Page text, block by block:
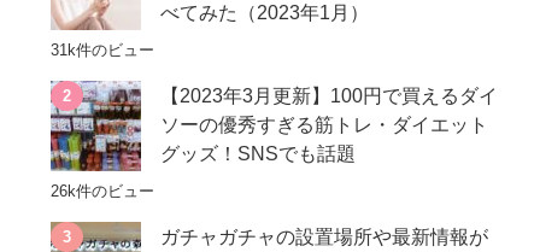
べてみた（2023年1月）
31k件のビュー
【2023年3月更新】100円で買えるダイ
ソーの優秀すぎる筋トレ・ダイエット
グッズ！SNSでも話題
26k件のビュー
ガチャガチャの設置場所や最新情報が